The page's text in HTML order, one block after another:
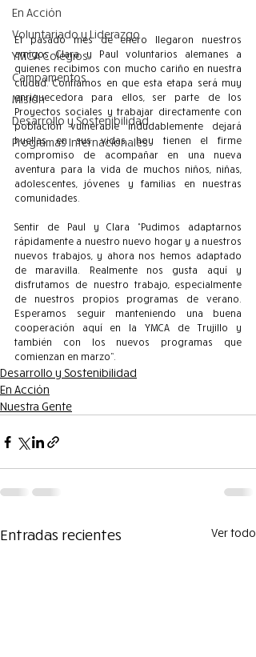
En Acción
Voluntariado y Liderazgo
YMCA Colegios
Campamentos
Misión
Desarrollo y Sostenibilidad
Programas Internacionales
El pasado mes de enero llegaron nuestros
amigos Clara y Paul voluntarios alemanes a
quienes recibimos con mucho cariño en nuestra
ciudad. Confiamos en que esta etapa será muy
enriquecedora para ellos, ser parte de los
Proyectos sociales y trabajar directamente con
población vulnerable indudablemente dejará
huellas en sus vidas, hoy tienen el firme
compromiso de acompañar en una nueva
aventura para la vida de muchos niños, niñas,
adolescentes, jóvenes y familias en nuestras
comunidades.
Sentir de Paul y Clara “Pudimos adaptarnos
rápidamente a nuestro nuevo hogar y a nuestros
nuevos trabajos, y ahora nos hemos adaptado
de maravilla. Realmente nos gusta aquí y
disfrutamos de nuestro trabajo, especialmente
de nuestros propios programas de verano.
Esperamos seguir manteniendo una buena
cooperación aquí en la YMCA de Trujillo y
también con los nuevos programas que
comienzan en marzo”.
Desarrollo y Sostenibilidad
En Acción
Nuestra Gente
Entradas recientes Ver todo